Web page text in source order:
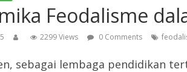
Feodalisme
2299 Views 0 Comments
sebagai lembaga pendidikan